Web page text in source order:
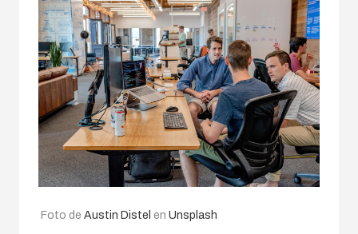
Foto de Austin Distel en Unsplash